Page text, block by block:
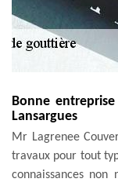
Bonne
Lansargues
Mr Lagrenee
travaux pour tout
connaissances